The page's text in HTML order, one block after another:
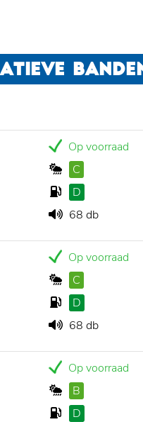
Op voorraad
C
D
68 db
Op voorraad
C
D
68 db
Op voorraad
B
D